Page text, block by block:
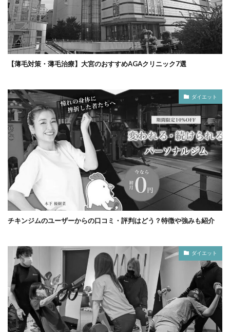
【薄毛対策・薄毛治療】大宮のおすすめAGAクリニック7選
ダイエット
チキンジムのユーザーからの口コミ・評判はどう？特徴や強みも紹介
ダイエット